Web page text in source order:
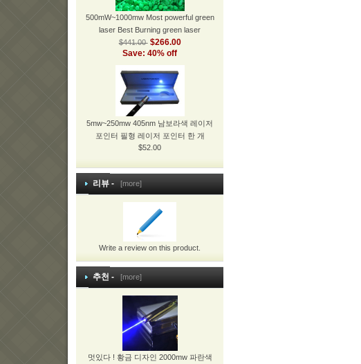
500mW~1000mw Most powerful green
laser Best Burning green laser
$441.00 $266.00
Save: 40% off
5mw~250mw 405nm 남보라색 레이저
포인터 필형 레이저 포인터 한 개
$52.00
리뷰 - [more]
Write a review on this product.
추천 - [more]
멋있다 ! 황금 디자인 2000mw 파란색